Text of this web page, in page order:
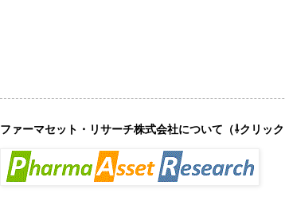
ファーマセット・リサーチ株式会社について（⇩クリック